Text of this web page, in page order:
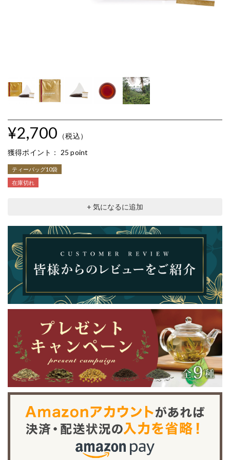
¥2,700 （税込）
獲得ポイント： 25 point
ティーバッグ10袋
在庫切れ
+ 気になるに追加